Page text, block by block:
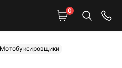
0
Мотобуксировщики